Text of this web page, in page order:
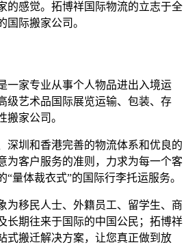
的感觉。拓博祥国际物流的立志于全
国际搬家公司。
家专业从事个人物品进出入境运
级艺术品国际展览运输、包装、存
搬家公司。
圳和香港完善的物流体系和优良的
为客户服务的准则，力求为每一个客
“量体裁衣式”的国际行李托运服务。
移民人士、外籍员工、留学生、商
长期往来于国际的中国公民；拓博祥
式搬迁解决方案，让您真正做到放